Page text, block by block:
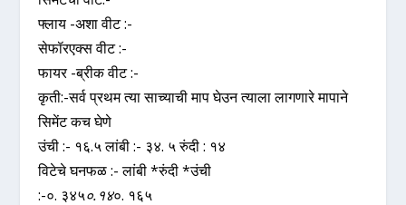
फ्लाय -अशा वीट :-
सेफॉरएक्स वीट :-
फायर -ब्रीक वीट :-
कृती:-सर्व प्रथम त्या साच्याची माप घेउन त्याला लागणारे मापाने
सिमेंट कच घेणे
उंची :- १६.५ लांबी :- ३४. ५ रुंदी : १४
विटेचे घनफळ :- लांबी *रुंदी *उंची
:-०. ३४५०.१४०. १६५